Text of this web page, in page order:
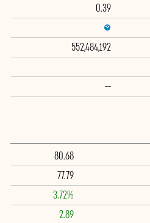
0.39
552,484,192
--
80.68
77.79
3.72%
2.89